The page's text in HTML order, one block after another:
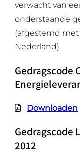
verwacht van
onderstaande
(afgestemd
Nederland).
Gedragscode
Downloaden
Gedragscode
2012